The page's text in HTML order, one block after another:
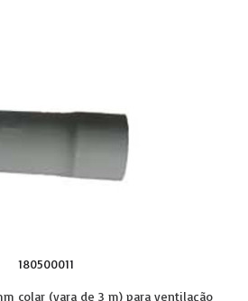
180500011
colar (vara de 3 m) para ventilação